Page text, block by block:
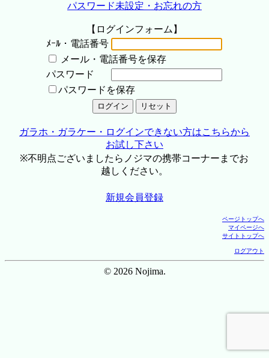
パスワード未設定・お忘れの方
【ログインフォーム】
ﾒｰﾙ・電話番号
メール・電話番号を保存
パスワード
パスワードを保存
ガラホ・ガラケー・ログインできない方はこちらから
お試し下さい
※不明点ございましたらノジマの携帯コーナーまでお
越しください。
新規会員登録
ページトップへ
マイページへ
サイトトップへ
ログアウト
© 2026 Nojima.